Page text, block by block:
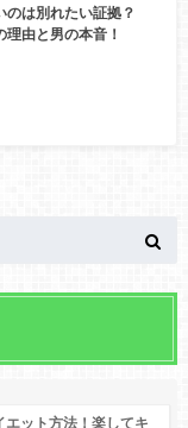
のは別れたい証拠？
理由と男の本音！
ット方法！楽してキ